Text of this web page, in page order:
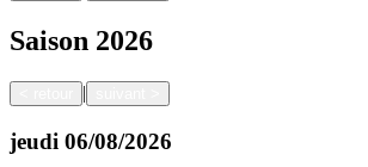
Saison 2026
|
jeudi 06/08/2026